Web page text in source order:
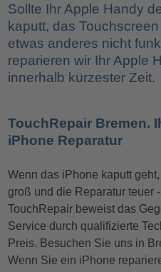
Sollte Ihr Apple Handy
kaputt, das
etwas anderes nicht
reparieren wir Ihr Apple
innerhalb kürzester Zeit.
TouchRepair Bremen.
iPhone Reparatur
Wenn das iPhone kaputt
groß und die Reparatur teuer
TouchRepair beweist das
Service durch qualifizierte
Preis. Besuchen Sie uns in
Wenn Sie ein iPhone